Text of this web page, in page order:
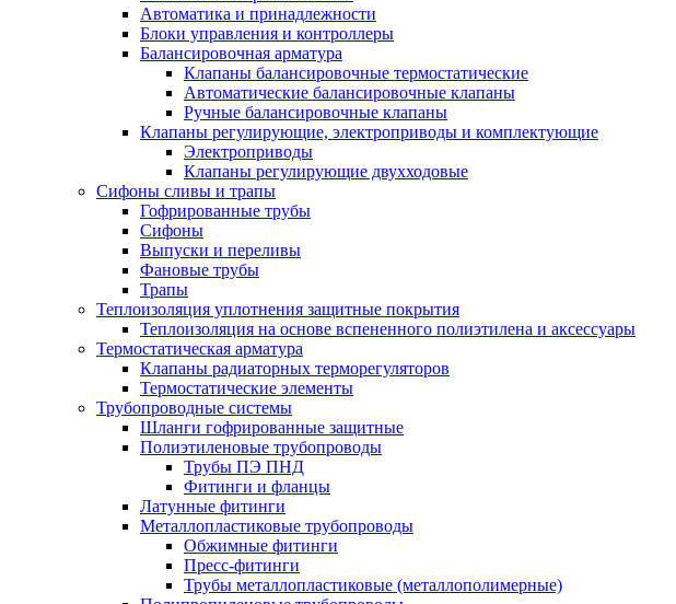
Автоматика и принадлежности
Блоки управления и контроллеры
Балансировочная арматура
Клапаны балансировочные термостатические
Автоматические балансировочные клапаны
Ручные балансировочные клапаны
Клапаны регулирующие, электроприводы и комплектующие
Электроприводы
Клапаны регулирующие двухходовые
Сифоны сливы и трапы
Гофрированные трубы
Сифоны
Выпуски и переливы
Фановые трубы
Трапы
Теплоизоляция уплотнения защитные покрытия
Теплоизоляция на основе вспененного полиэтилена и аксессуары
Термостатическая арматура
Клапаны радиаторных терморегуляторов
Термостатические элементы
Трубопроводные системы
Шланги гофрированные защитные
Полиэтиленовые трубопроводы
Трубы ПЭ ПНД
Фитинги и фланцы
Латунные фитинги
Металлопластиковые трубопроводы
Обжимные фитинги
Пресс-фитинги
Трубы металлопластиковые (металлополимерные)